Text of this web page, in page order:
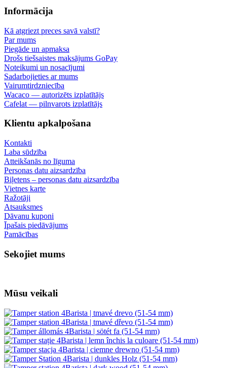
Pilnvarots pārdevējs
Wacaco, Cafelat, Flair un citi
Specializētais izplatītājs
atbalsts pirms un pēc pirkuma
ES piegāde
piegāde uz visām ES valstīm
Preces ES noliktavā
sūtām no savas noliktavas
Bezmaksas piegāde ES
Informācija
Kā atgriezt preces savā valstī?
Par mums
Piegāde un apmaksa
Drošs tiešsaistes maksājums GoPay
Noteikumi un nosacījumi
Sadarbojieties ar mums
Vairumtirdzniecība
Wacaco — autorizēts izplatītājs
Cafelat — pilnvarots izplatītājs
Kontakti
Laba sūdzība
Personas datu aizsardzība
Biļetens – personas datu aizsardzība
Vietnes karte
Ražotāji
Atsauksmes
Dāvanu kuponi